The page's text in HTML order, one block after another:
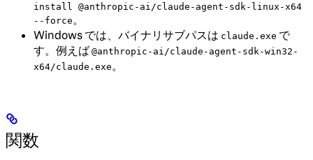
install @anthropic-ai/claude-agent-sdk-linux-x64
--force 。
Windows では、バイナリサブパスは claude.exe で
す。例えば @anthropic-ai/claude-agent-sdk-win32-
x64/claude.exe 。
関数